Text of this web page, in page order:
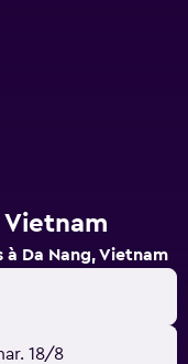
Vietnam
à Da Nang, Vietnam
18/8